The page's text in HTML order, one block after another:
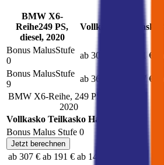
BMW X6-
Reihe249 PS,
diesel, 2020
Vollkasko Teilkasko
Bonus MalusStufe
0
ab 307 € ab 191 €
Bonus MalusStufe
9
ab 365 € ab 227 €
BMW X6-Reihe, 249PS,
2020
Vollkasko Teilkasko Haftpflicht
Bonus Malus Stufe 0
Jetzt berechnen
ab 307 € ab 191 € ab 145 €